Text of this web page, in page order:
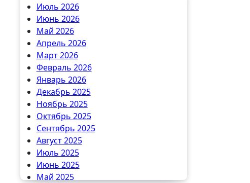
Июль 2026
Июнь 2026
Май 2026
Апрель 2026
Март 2026
Февраль 2026
Январь 2026
Декабрь 2025
Ноябрь 2025
Октябрь 2025
Сентябрь 2025
Август 2025
Июль 2025
Июнь 2025
Май 2025